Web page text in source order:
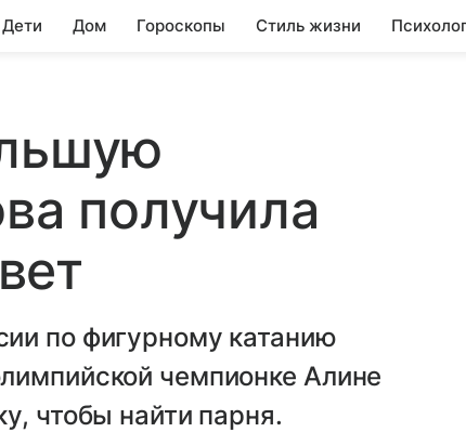
Дом Гороскопы Стиль жизни
получила
по фигурному катанию
чемпионке Алине
чтобы найти парня.